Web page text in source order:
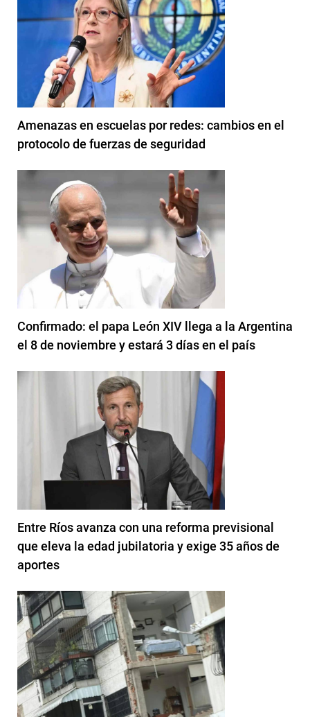
Amenazas en escuelas por redes: cambios en el
protocolo de fuerzas de seguridad
Confirmado: el papa León XIV llega a la Argentina
el 8 de noviembre y estará 3 días en el país
Entre Ríos avanza con una reforma previsional
que eleva la edad jubilatoria y exige 35 años de
aportes